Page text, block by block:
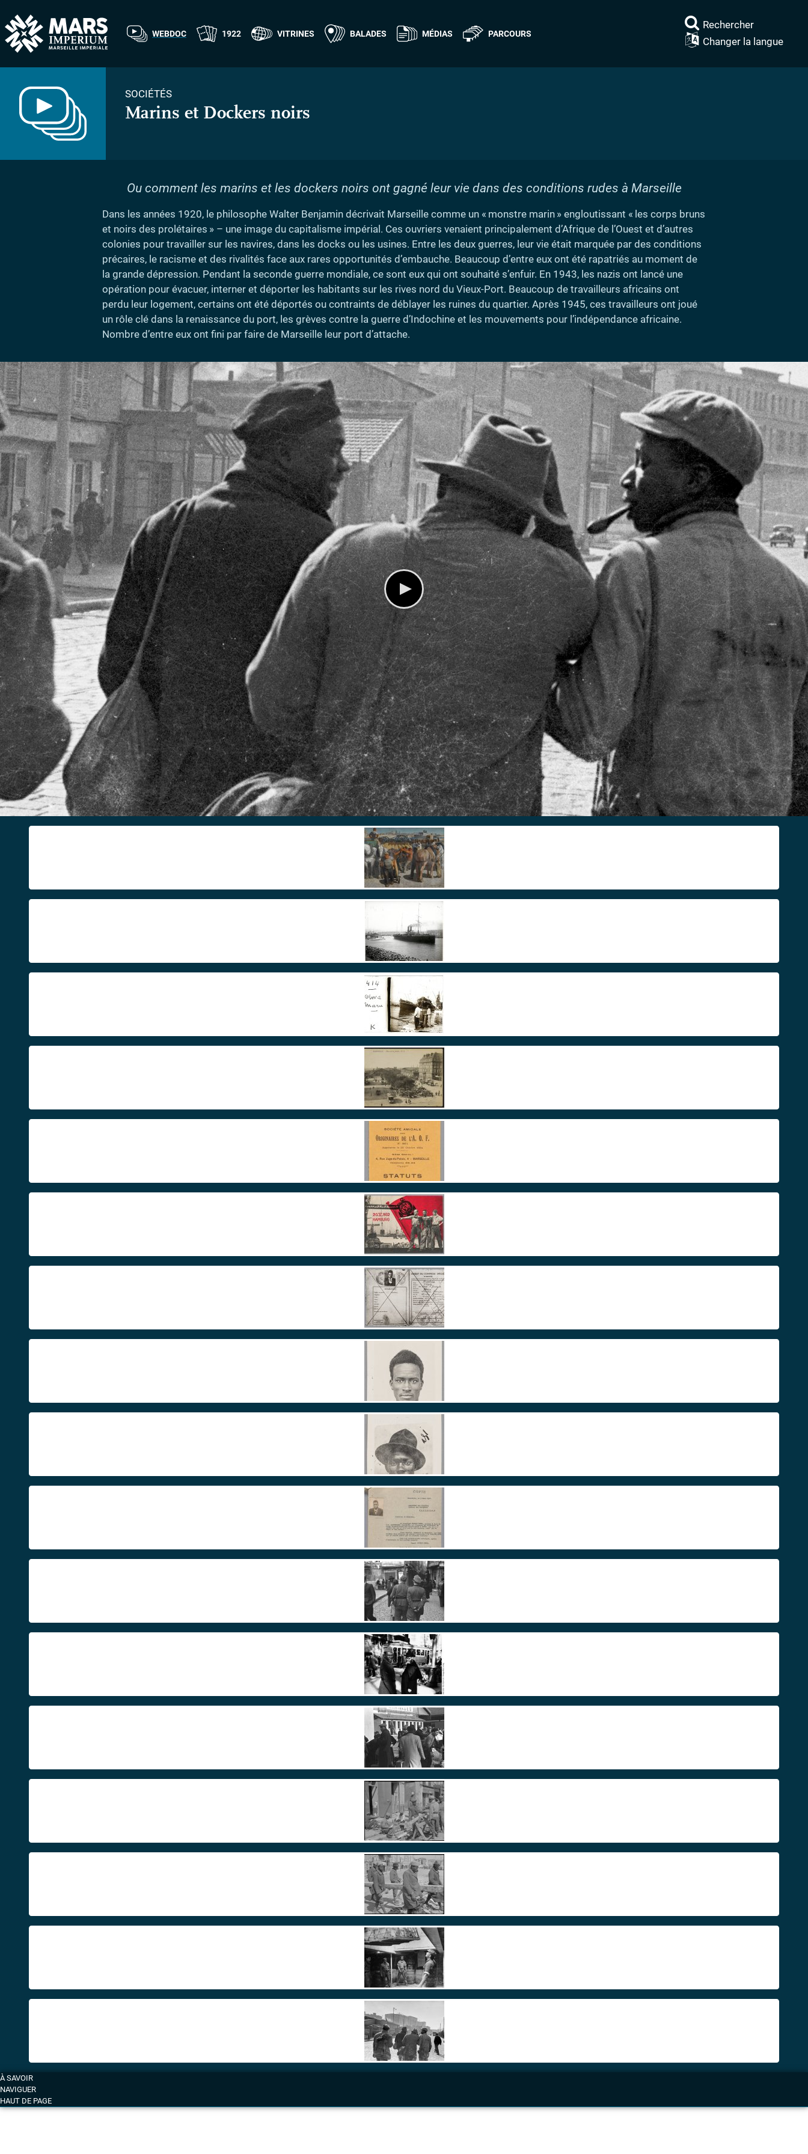
WEBDOC 1922 VITRINES BALADES MÉDIAS PARCOURS
Rechercher
Changer la langue
SOCIÉTÉS
Marins et Dockers noirs
Ou comment les marins et les dockers noirs ont gagné leur vie dans des conditions rudes à Marseille
Dans les années 1920, le philosophe Walter Benjamin décrivait Marseille comme un « monstre marin » engloutissant « les corps bruns
et noirs des prolétaires » – une image du capitalisme impérial. Ces ouvriers venaient principalement d’Afrique de l’Ouest et d’autres
colonies pour travailler sur les navires, dans les docks ou les usines. Entre les deux guerres, leur vie était marquée par des conditions
précaires, le racisme et des rivalités face aux rares opportunités d’embauche. Beaucoup d’entre eux ont été rapatriés au moment de
la grande dépression. Pendant la seconde guerre mondiale, ce sont eux qui ont souhaité s’enfuir. En 1943, les nazis ont lancé une
opération pour évacuer, interner et déporter les habitants sur les rives nord du Vieux-Port. Beaucoup de travailleurs africains ont
perdu leur logement, certains ont été déportés ou contraints de déblayer les ruines du quartier. Après 1945, ces travailleurs ont joué
un rôle clé dans la renaissance du port, les grèves contre la guerre d’Indochine et les mouvements pour l’indépendance africaine.
Nombre d’entre eux ont fini par faire de Marseille leur port d’attache.
À SAVOIR
NAVIGUER
HAUT DE PAGE